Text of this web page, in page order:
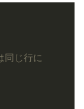
じ行に